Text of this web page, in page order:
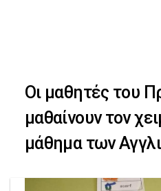
navigation
to
content
Οι μαθητές του
μαθαίνουν τον
μάθημα των